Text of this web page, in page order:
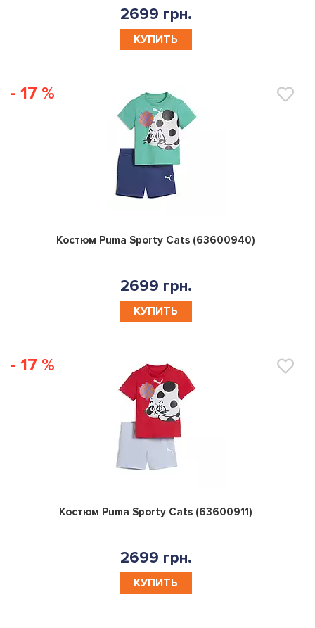
2699 грн.
КУПИТЬ
- 17 %
0
Костюм Puma Sporty Cats (63600940)
2699 грн.
КУПИТЬ
- 17 %
0
Костюм Puma Sporty Cats (63600911)
2699 грн.
КУПИТЬ